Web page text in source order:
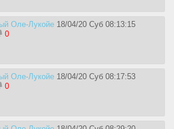
Оле-Лукойе 18/04/20 Суб 08:13:15
0
Оле-Лукойе 18/04/20 Суб 08:17:53
0